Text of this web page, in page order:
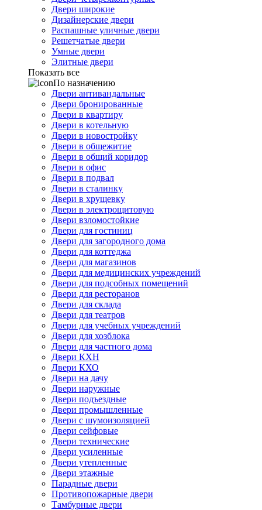
Двери широкие
Дизайнерские двери
Распашные уличные двери
Решетчатые двери
Умные двери
Элитные двери
Показать все
По назначению
Двери антивандальные
Двери бронированные
Двери в квартиру
Двери в котельную
Двери в новостройку
Двери в общежитие
Двери в общий коридор
Двери в офис
Двери в подвал
Двери в сталинку
Двери в хрущевку
Двери в электрощитовую
Двери взломостойкие
Двери для гостиниц
Двери для загородного дома
Двери для коттеджа
Двери для магазинов
Двери для медицинских учреждений
Двери для подсобных помещений
Двери для ресторанов
Двери для склада
Двери для театров
Двери для учебных учреждений
Двери для хозблока
Двери для частного дома
Двери КХН
Двери КХО
Двери на дачу
Двери наружные
Двери подъездные
Двери промышленные
Двери с шумоизоляцией
Двери сейфовые
Двери технические
Двери усиленные
Двери утепленные
Двери этажные
Парадные двери
Противопожарные двери
Тамбурные двери